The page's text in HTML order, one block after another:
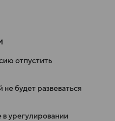
отпустить
будет развеваться
в урегулировании